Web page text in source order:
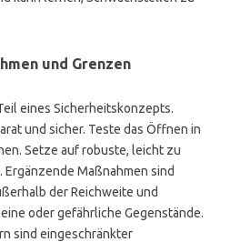
und Grenzen
eines Sicherheitskonzepts.
und sicher. Teste das Öffnen in
Setze auf robuste, leicht zu
Maßnahmen sind
der Reichweite und
oder gefährliche Gegenstände.
sind eingeschränkter